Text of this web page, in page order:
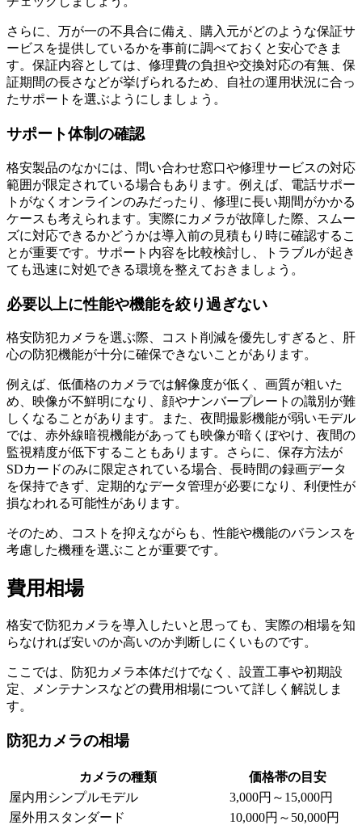
さらに、万が一の不具合に備え、購入元がどのような保証サ
ービスを提供しているかを事前に調べておくと安心できま
す。保証内容としては、修理費の負担や交換対応の有無、保
証期間の長さなどが挙げられるため、自社の運用状況に合っ
たサポートを選ぶようにしましょう。
サポート体制の確認
格安製品のなかには、問い合わせ窓口や修理サービスの対応
範囲が限定されている場合もあります。例えば、電話サポー
トがなくオンラインのみだったり、修理に長い期間がかかる
ケースも考えられます。実際にカメラが故障した際、スムー
ズに対応できるかどうかは導入前の見積もり時に確認するこ
とが重要です。サポート内容を比較検討し、トラブルが起き
ても迅速に対処できる環境を整えておきましょう。
必要以上に性能や機能を絞り過ぎない
格安防犯カメラを選ぶ際、コスト削減を優先しすぎると、肝
心の防犯機能が十分に確保できないことがあります。
例えば、低価格のカメラでは解像度が低く、画質が粗いた
め、映像が不鮮明になり、顔やナンバープレートの識別が難
しくなることがあります。また、夜間撮影機能が弱いモデル
では、赤外線暗視機能があっても映像が暗くぼやけ、夜間の
監視精度が低下することもあります。さらに、保存方法が
SDカードのみに限定されている場合、長時間の録画データ
を保持できず、定期的なデータ管理が必要になり、利便性が
損なわれる可能性があります。
そのため、コストを抑えながらも、性能や機能のバランスを
考慮した機種を選ぶことが重要です。
費用相場
格安で防犯カメラを導入したいと思っても、実際の相場を知
らなければ安いのか高いのか判断しにくいものです。
ここでは、防犯カメラ本体だけでなく、設置工事や初期設
定、メンテナンスなどの費用相場について詳しく解説しま
す。
防犯カメラの相場
カメラの種類
価格帯の目安
屋内用シンプルモデル
3,000円～15,000円
屋外用スタンダード
10,000円～50,000円